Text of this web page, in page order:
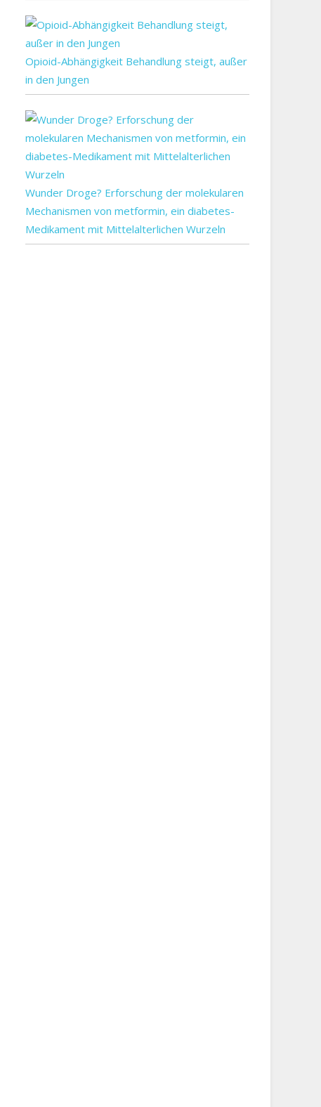
Opioid-Abhängigkeit Behandlung steigt, außer
in den Jungen
Wunder Droge? Erforschung der molekularen
Mechanismen von metformin, ein diabetes-
Medikament mit Mittelalterlichen Wurzeln